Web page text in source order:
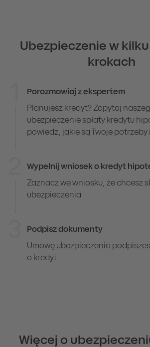
Ubezpieczenie w
krokach
Ubezpieczenie w kilku
Porozmawiaj z ekspertem
Planujesz kredyt? Zapytaj
ubezpieczenie spłaty kredytu
powiedz, jakie są Twoje potrzeby
Wypełnij wniosek o kredyt
Zaznacz we wniosku, że chcesz
ubezpieczenia
Podpisz dokumenty
Umowę ubezpieczenia
o kredyt
Więcej o